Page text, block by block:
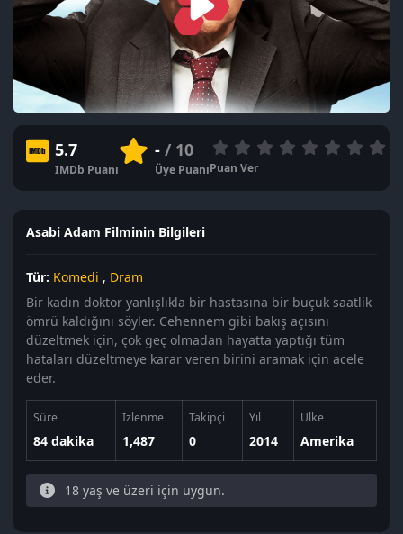
5.7
IMDb Puanı
-/ 10
Üye PuanıPuan Ver
Asabi Adam Filminin Bilgileri
Tür: Komedi , Dram
Bir kadın doktor yanlışlıkla bir hastasına bir buçuk saatlik
ömrü kaldığını söyler. Cehennem gibi bakış açısını
düzeltmek için, çok geç olmadan hayatta yaptığı tüm
hataları düzeltmeye karar veren birini aramak için acele
eder.
Süre
84 dakika
İzlenme
1,487
Takipçi
0
Yıl
2014
Ülke
Amerika
18 yaş ve üzeri için uygun.